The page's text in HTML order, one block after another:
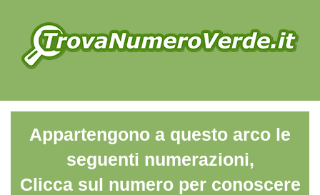
Appartengono a questo arco le
seguenti numerazioni,
Clicca sul numero per conoscere